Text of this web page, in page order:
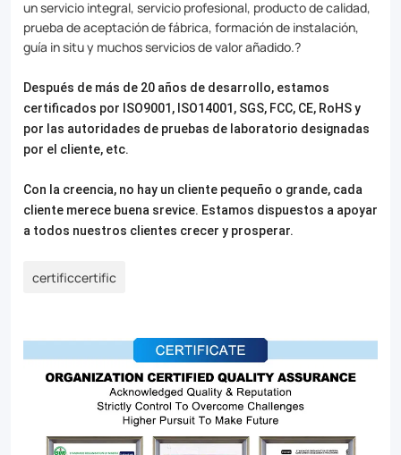
un servicio integral, servicio profesional, producto de calidad,
prueba de aceptación de fábrica, formación de instalación,
guía in situ y muchos servicios de valor añadido.?
Después de más de 20 años de desarrollo, estamos
certificados por ISO9001, ISO14001, SGS, FCC, CE, RoHS y
por las autoridades de pruebas de laboratorio designadas
por el cliente, etc.
Con la creencia, no hay un cliente pequeño o grande, cada
cliente merece buena srevice. Estamos dispuestos a apoyar
a todos nuestros clientes crecer y prosperar.
certificcertific